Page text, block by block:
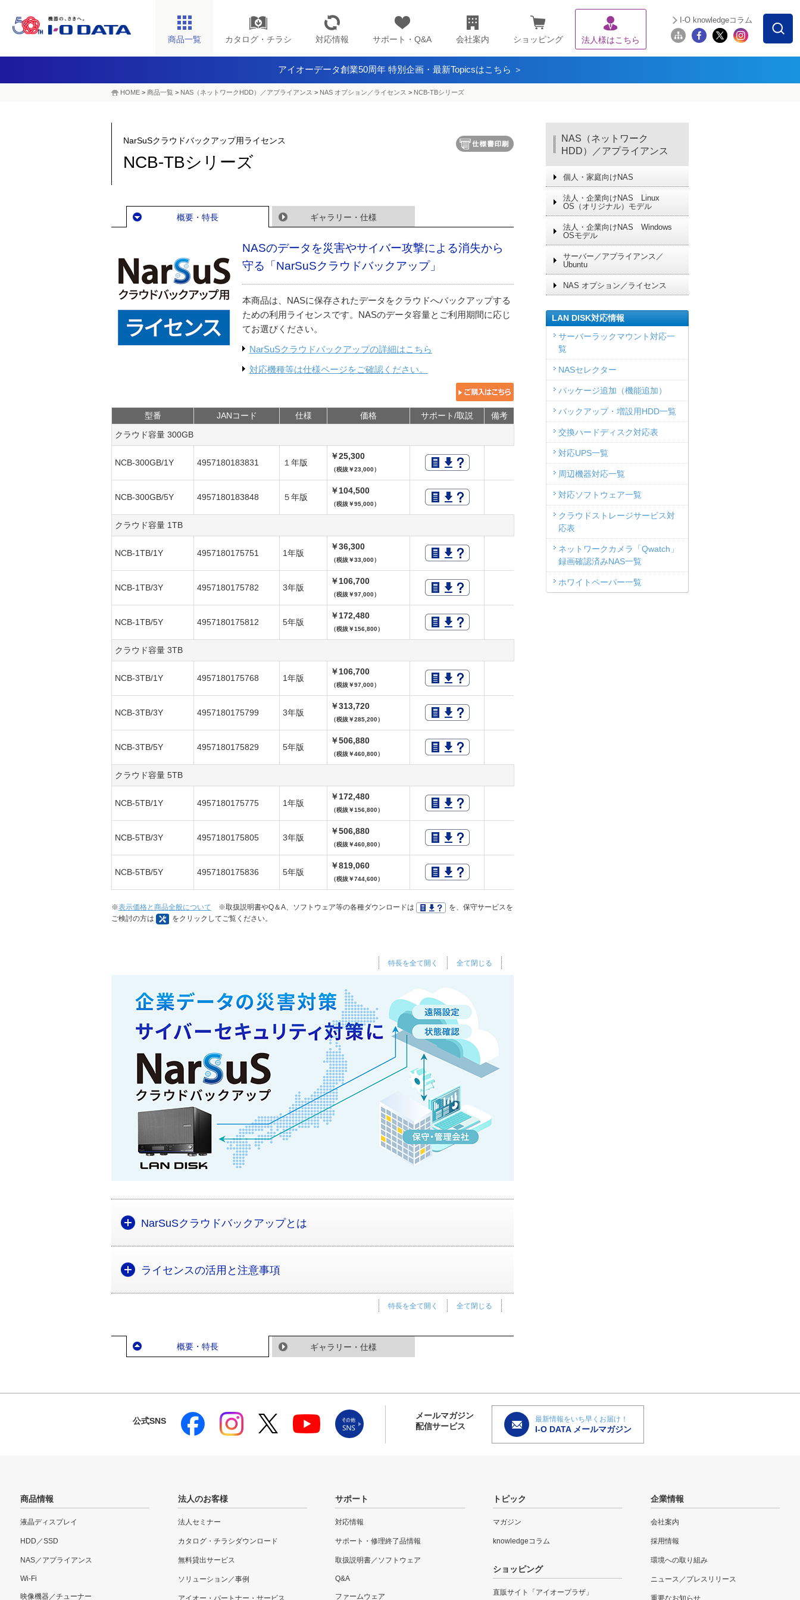
商品一覧 カタログ・チラシ 対応情報 サポート・Q&A 会社案内 ショッピング 法人様はこちら
I-O knowledgeコラム
アイオーデータ創業50周年 特別企画・最新Topicsはこちら ＞
HOME > 商品一覧 > NAS（ネットワークHDD）／アプライアンス​ > NAS オプション／ライセンス > NCB-TBシリーズ
NarSuSクラウドバックアップ用ライセンス
NCB-TBシリーズ
概要・特長 ギャラリー・仕様
NASのデータを災害やサイバー攻撃による消失から
守る「NarSuSクラウドバックアップ」
本商品は、NASに保存されたデータをクラウドへバックアップする
ための利用ライセンスです。NASのデータ容量とご利用期間に応じ
てお選びください。
NarSuSクラウドバックアップの詳細はこちら
対応機種等は仕様ページをご確認ください。
型番 JANコード 仕様 価格 サポート/取説
備考
クラウド容量 300GB
NCB-300GB/1Y 4957180183831 １年版
￥25,300
（税抜￥23,000）
NCB-300GB/5Y 4957180183848 ５年版
￥104,500
（税抜￥95,000）
クラウド容量 1TB
NCB-1TB/1Y 4957180175751 1年版
￥36,300
（税抜￥33,000）
NCB-1TB/3Y 4957180175782 3年版
￥106,700
（税抜￥97,000）
NCB-1TB/5Y 4957180175812 5年版
￥172,480
（税抜￥156,800）
クラウド容量 3TB
NCB-3TB/1Y 4957180175768 1年版
￥106,700
（税抜￥97,000）
NCB-3TB/3Y 4957180175799 3年版
￥313,720
（税抜￥285,200）
NCB-3TB/5Y 4957180175829 5年版
￥506,880
（税抜￥460,800）
クラウド容量 5TB
NCB-5TB/1Y 4957180175775 1年版
￥172,480
（税抜￥156,800）
NCB-5TB/3Y 4957180175805 3年版
￥506,880
（税抜￥460,800）
NCB-5TB/5Y 4957180175836 5年版
￥819,060
（税抜￥744,600）
※表示価格と商品全般について ※取扱説明書やQ＆A、ソフトウェア等の各種ダウンロードは
を、保守サービスを
ご検討の方は
をクリックしてご覧ください。
全て閉じる
特長を全て開く
NarSuSクラウドバックアップとは
ライセンスの活用と注意事項
全て閉じる
特長を全て開く
概要・特長 ギャラリー・仕様
NAS（ネットワーク
HDD）／アプライアンス
個人・家庭向けNAS
法人・企業向けNAS Linux
OS（オリジナル）モデル
法人・企業向けNAS Windows
OSモデル
サーバー／アプライアンス／
Ubuntu
NAS オプション／ライセンス
LAN DISK対応情報
サーバーラックマウント対応一
覧
NASセレクター
パッケージ追加（機能追加）
バックアップ・増設用HDD一覧
交換ハードディスク対応表
対応UPS一覧
周辺機器対応一覧
対応ソフトウェア一覧
クラウドストレージサービス対
応表
ネットワークカメラ「Qwatch」
録画確認済みNAS一覧
ホワイトペーパー一覧
公式SNS
メールマガジン
配信サービス
最新情報をいち早くお届け！
I-O DATA メールマガジン
商品情報
液晶ディスプレイ
HDD／SSD
NAS／アプライアンス
Wi-Fi
映像機器／チューナー
法人のお客様
法人セミナー
カタログ・チラシダウンロード
無料貸出サービス
ソリューション／事例
アイオー・パートナー・サービス
サポート
対応情報
サポート・修理終了品情報
取扱説明書／ソフトウェア
Q&A
ファームウェア
トピック
マガジン
knowledgeコラム
ショッピング
直販サイト「アイオープラザ」
企業情報
会社案内
採用情報
環境への取り組み
ニュース／プレスリリース
重要なお知らせ